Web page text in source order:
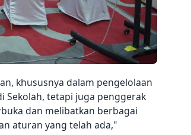
khususnya dalam pengelolaan
Sekolah, tetapi juga penggerak
dan melibatkan berbagai
aturan yang telah ada,"